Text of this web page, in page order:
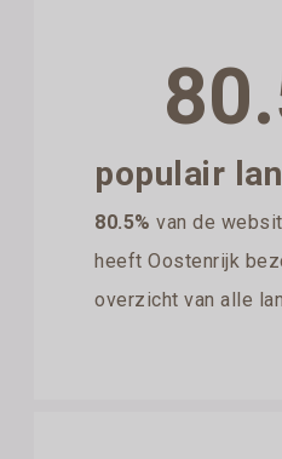
populair
80.5% van de
heeft Oostenrijk
overzicht van alle